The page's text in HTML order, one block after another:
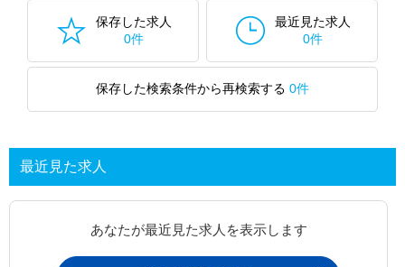
保存した求人
0件
最近見た求人
0件
保存した検索条件から再検索する 0件
最近見た求人
あなたが最近見た求人を表示します